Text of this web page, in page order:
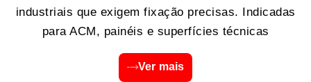
industriais que exigem fixação precisas. Indicadas
para ACM, painéis e superfícies técnicas
Ver mais